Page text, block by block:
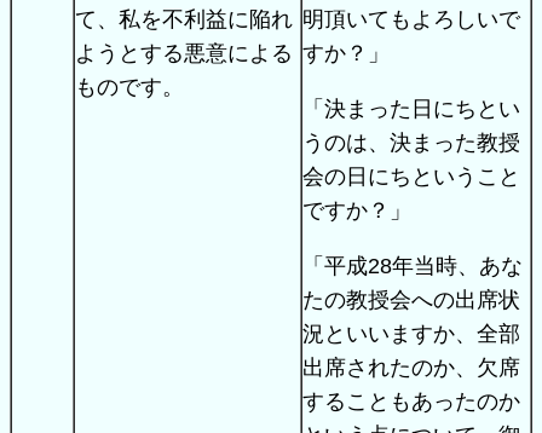
て、私を不利益に陥れ
ようとする悪意による
ものです。
明頂いてもよろしいで
すか？」
「決まった日にちとい
うのは、決まった教授
会の日にちということ
ですか？」
「平成28年当時、あな
たの教授会への出席状
況といいますか、全部
出席されたのか、欠席
することもあったのか